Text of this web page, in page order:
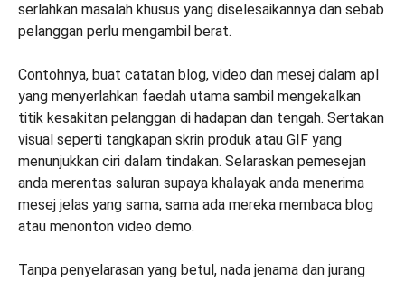
serlahkan masalah khusus yang diselesaikannya dan sebab
pelanggan perlu mengambil berat.
Contohnya, buat catatan blog, video dan mesej dalam apl
yang menyerlahkan faedah utama sambil mengekalkan
titik kesakitan pelanggan di hadapan dan tengah. Sertakan
visual seperti tangkapan skrin produk atau GIF yang
menunjukkan ciri dalam tindakan. Selaraskan pemesejan
anda merentas saluran supaya khalayak anda menerima
mesej jelas yang sama, sama ada mereka membaca blog
atau menonton video demo.
Tanpa penyelarasan yang betul, nada jenama dan jurang